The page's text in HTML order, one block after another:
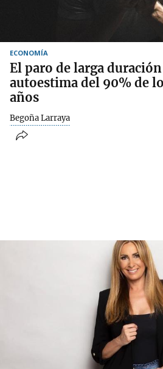
ECONOMÍA
El paro de larga
autoestima del 90% de
años
Begoña Larraya